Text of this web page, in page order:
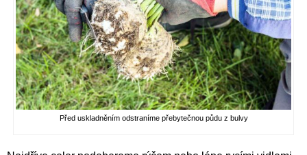
Před uskladněním odstraníme přebytečnou půdu z bulvy